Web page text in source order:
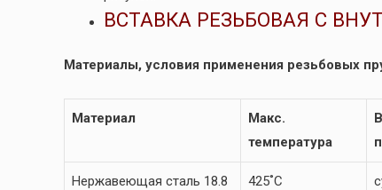
ВСТАВКА РЕЗЬБОВАЯ С
Материалы, условия применения резьбовых
Материал
Макс.
температура
Нержавеющая сталь 18.8
425˚C